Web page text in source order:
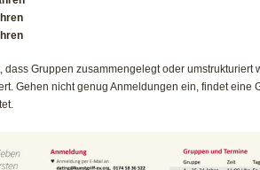
Gruppen zusammengelegt oder umstrukturiert
Gehen nicht genug Anmeldungen ein, findet eine